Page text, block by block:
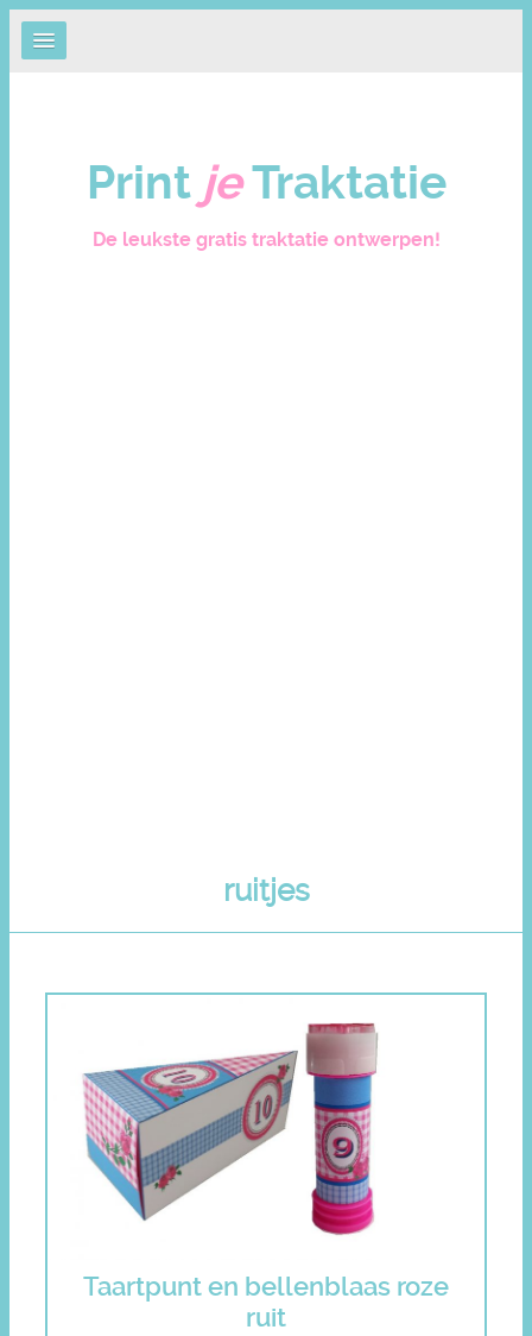
Print je Traktatie
De leukste gratis traktatie ontwerpen!
ruitjes
Taartpunt en bellenblaas roze
ruit